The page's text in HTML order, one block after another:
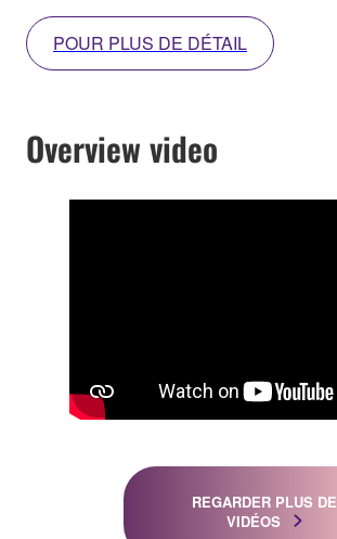
POUR PLUS DE DÉTAIL
Overview video
REGARDER PLUS DE
VIDÉOS